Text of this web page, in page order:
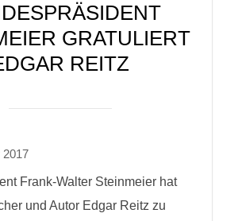
GRATULIERT
REITZ
2017
Frank-Walter Steinmeier hat
und Autor Edgar Reitz zu